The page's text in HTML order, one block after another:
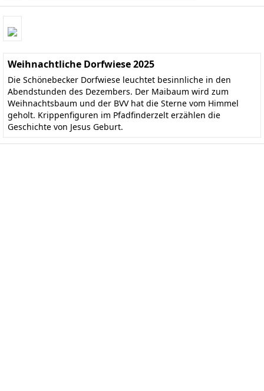
Weihnachtliche Dorfwiese 2025
Die Schönebecker Dorfwiese leuchtet besinnliche in den
Abendstunden des Dezembers. Der Maibaum wird zum
Weihnachtsbaum und der BVV hat die Sterne vom Himmel
geholt. Krippenfiguren im Pfadfinderzelt erzählen die
Geschichte von Jesus Geburt.